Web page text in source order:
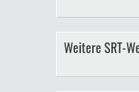
Weitere SRT-